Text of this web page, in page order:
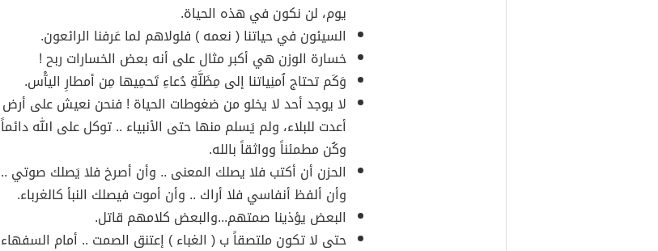
يوم، لن نكون في هذه الحياة.
السيئون في حياتنا ( نعمه ) فلولاهم لما عَرفنا الرائعون.
خسارة الوزن هي أكبر مثال على أنه بعض الخسارات ربح !
وَكَم تحتاج اُمنِياتنا إلى مِظَلَّةِ دُعاءِ تَحمِيها مِن أمطارِ اليآْس.
لا يوجد أحد لا يخلو من ضغوطات الحياة ! فنحن نعيش على أرض
أعدت للبلاء، ولم يَسلم منها حتى الأنبياء .. توكل على الله دائماً
وكُن مطمئناً وواثقاً بالله.
الحزن أن أكتب فلا يصلك المعنى .. وأن أصرخ فلا يَصلك صوتي ..
وأن ألفظ أنفاسي فلا أراك .. وأن أموت فيصلك النبأ كالغرباء.
البعض يؤذينا صمتهم...والبعض كلامهم قاتل.
حتى لا تكون ملتصقاً ب ( الغباء ) إعتنق الصمت .. أمام السفهاء